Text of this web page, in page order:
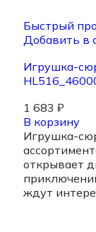
Быстрый
Добавить в
Игрушка-
1 683 ₽
В корзину
Игрушка-
открывает
ждут